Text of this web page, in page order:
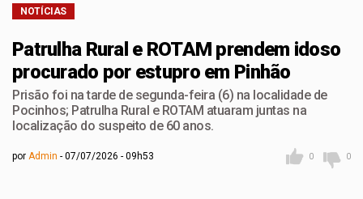
NOTÍCIAS
Patrulha Rural e ROTAM prendem idoso
procurado por estupro em Pinhão
Prisão foi na tarde de segunda-feira (6) na localidade de
Pocinhos; Patrulha Rural e ROTAM atuaram juntas na
localização do suspeito de 60 anos.
por Admin 07/07/2026 - 09h53 0 0